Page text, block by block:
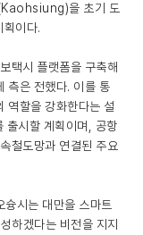
을 초기 도
이다.
택시 플랫폼을 구축해
측은 전했다. 이를 통
역할을 강화한다는 설
출시할 계획이며, 공항
철도망과 연결된 주요
시는 대만을 스마트
하겠다는 비전을 지지